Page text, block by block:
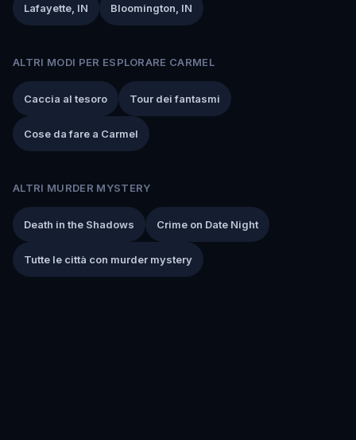
Lafayette, IN Bloomington, IN
ALTRI MODI PER ESPLORARE CARMEL
Caccia al tesoro Tour dei fantasmi
Cose da fare a Carmel
ALTRI MURDER MYSTERY
Death in the Shadows Crime on Date Night
Tutte le città con murder mystery